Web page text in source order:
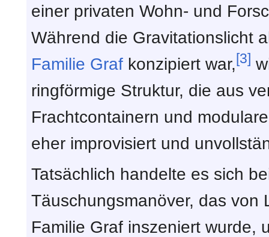
einer privaten Wohn- und
Während die Gravitationslicht
Familie Graf konzipiert war,[3]
ringförmige Struktur, die aus
Frachtcontainern und
eher improvisiert und
Tatsächlich handelte es sich
Täuschungsmanöver, das von
Familie Graf inszeniert wurde,